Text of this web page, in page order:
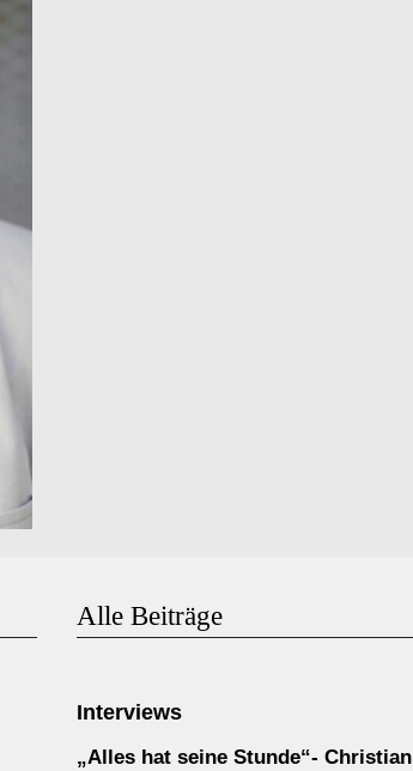
Alle Beiträge
Interviews
„Alles hat seine Stunde“- Christian